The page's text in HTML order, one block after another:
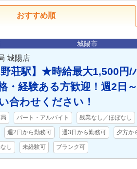
おすすめ順
城陽市
城陽店
野荘駅】★時給最大1,500
・経験ある方歓迎！週2日
合わせください！
パート・アルバイト 残業なし／ほぼなし
週2日から勤務可 週3日から勤務可 夕方か
し 未経験可 ブランク可